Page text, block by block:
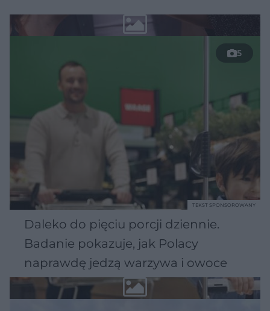
5
Daleko do pięciu porcji dziennie.
Badanie pokazuje, jak Polacy
naprawdę jedzą warzywa i owoce
TEKST SPONSOROWANY